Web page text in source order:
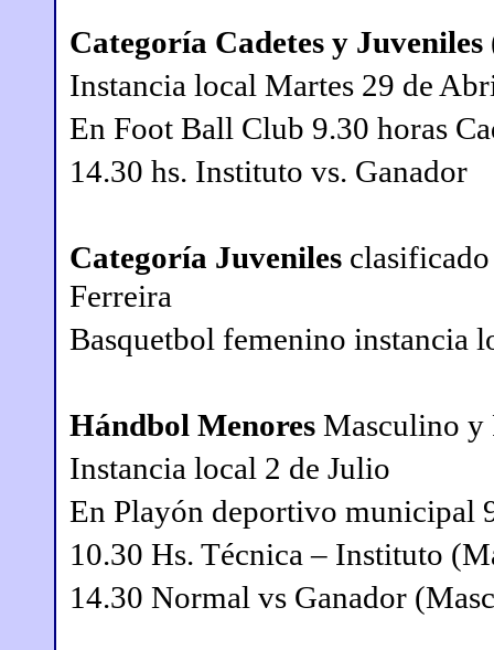
Categoría Cadetes y Juveniles
Instancia local Martes 29 de
En Foot Ball Club 9.30 horas
14.30 hs. Instituto vs. Ganador
Categoría Juveniles
Ferreira
Basquetbol femenino instancia
Hándbol Menores Masculino y
Instancia local 2 de Julio
En Playón deportivo municipal
10.30 Hs. Técnica – Instituto
14.30 Normal vs Ganador